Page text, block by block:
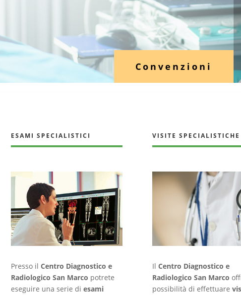
Convenzioni
ESAMI SPECIALISTICI
Presso il Centro Diagnostico e
Radiologico San Marco potrete
eseguire una serie di esami
VISITE SPECIALISTICHE
Il Centro Diagnostico e
Radiologico San Marco
possibilità di effettuare